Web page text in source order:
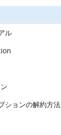
ル
ションの解約方法